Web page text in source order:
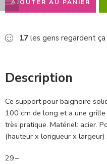
AJOUTER AU PANIER
17 les gens regardent
Description
Ce support pour baignoire
100 cm de long et a une
très pratique. Matériel: acier.
(hauteur x longueur x
29.–